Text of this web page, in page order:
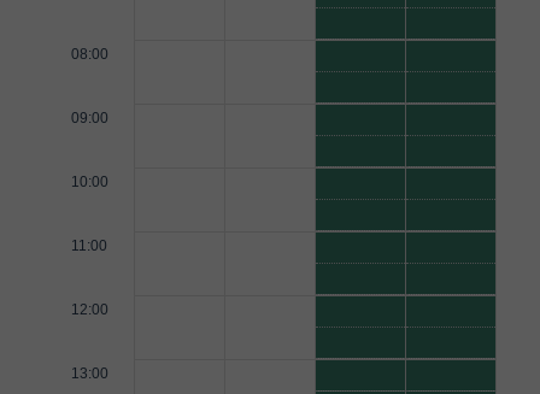
08:00
09:00
10:00
11:00
12:00
13:00